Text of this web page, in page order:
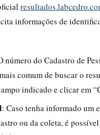
informações de
número do Cadastro de
comum de buscar o
indicado e clicar em
: Caso tenha informado um
ou da coleta, é